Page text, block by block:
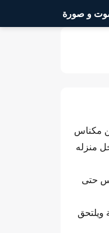
و صورة
مكناس
منزله
حتى